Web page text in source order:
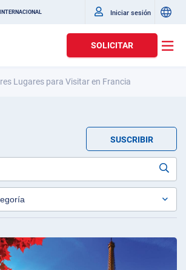
Iniciar sesión
SOLICITAR
Lugares para Visitar en Francia
SUSCRIBIR